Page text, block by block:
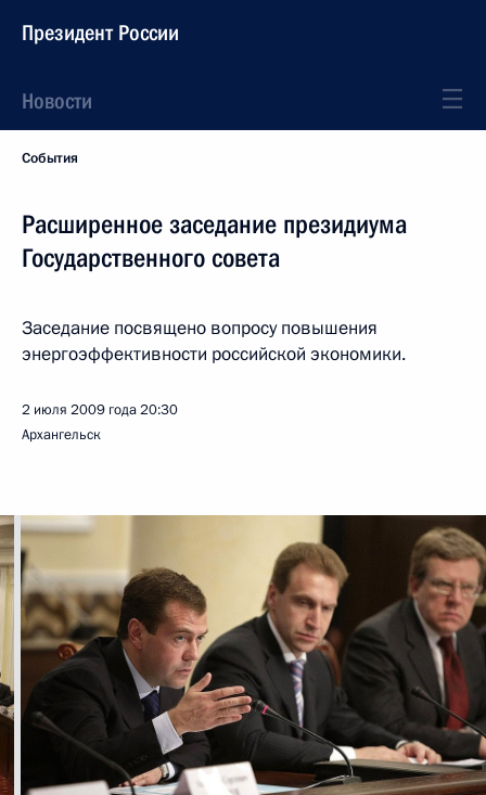
Президент России
Новости
События
Расширенное заседание президиума
Государственного совета
Заседание посвящено вопросу повышения
энергоэффективности российской экономики.
2 июля 2009 года20:30
Архангельск